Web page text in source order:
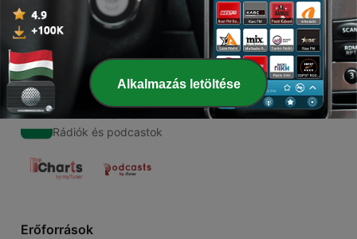
14 május 2019
Online Rádió
Rádiók és podcastok
Erőforrások
Alkalmazás letöltése